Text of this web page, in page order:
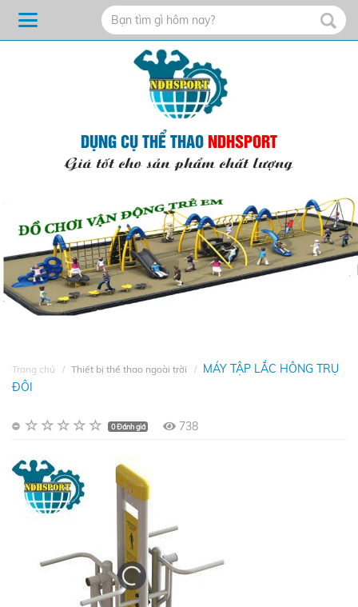
DỤNG CỤ THỂ THAONDHSPORT
Giá tốt cho sản phẩm chất lượng
Trang chủ Thiết bị thể thao ngoài trời
MÁY TẬP LẮC HÔNG TRỤ
ĐÔI
0 Đánh giá 738